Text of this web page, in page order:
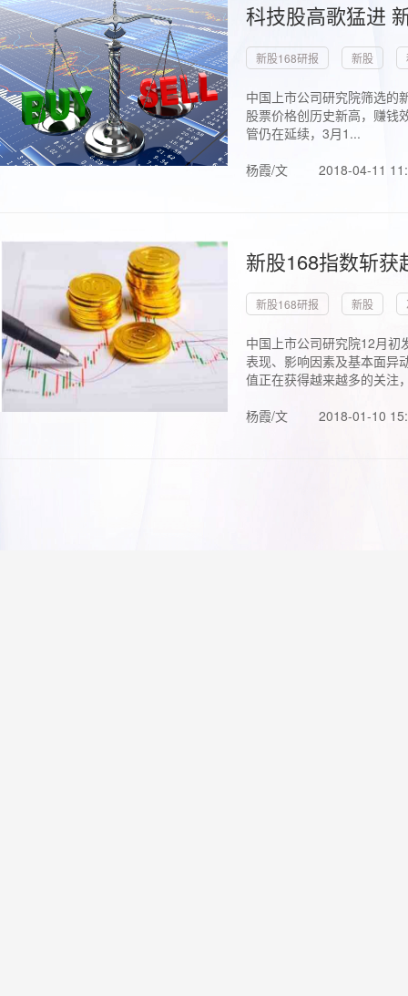
科技股高歌猛进
新股168研报 新股
中国上市公司研究院筛选的
股票价格创历史新高，赚钱
管仍在延续，3月1...
杨霞/文
2018-04-11
新股168指数斩
新股168研报 新股
中国上市公司研究院12月初
表现、影响因素及基本面异
值正在获得越来越多的关注
杨霞/文
2018-01-10